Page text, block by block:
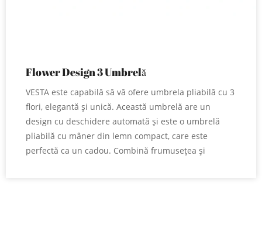
Flower Design 3 Umbrelă
pliabilă
VESTA este capabilă să vă ofere umbrela pliabilă cu 3
flori, elegantă și unică. Această umbrelă are un
design cu deschidere automată și este o umbrelă
pliabilă cu mâner din lemn compact, care este
perfectă ca un cadou. Combină frumusețea și